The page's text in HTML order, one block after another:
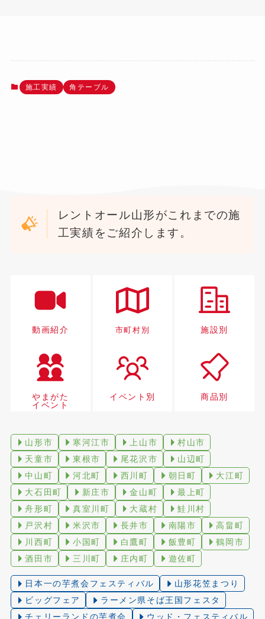
施工実績 角テーブル
レントオール山形がこれまでの施
工実績をご紹介します。
動画紹介 市町村別 施設別
やまがた
イベント
イベント別 商品別
山形市 寒河江市 上山市
村山市
天童市
東根市 尾花沢市
山辺町
中山町
河北町 西川町 朝日町
大江町
大石田町
新庄市 金山町
最上町
舟形町
真室川町 大蔵村
鮭川村
戸沢村
米沢市 長井市 南陽市
高畠町
川西町
小国町 白鷹町 飯豊町
鶴岡市
酒田市
三川町 庄内町 遊佐町
日本一の芋煮会フェスティバル
山形花笠まつり
ビッグフェア
ラーメン県そば王国フェスタ
チェリーランドの芋煮会
ウッド・フェスティバル